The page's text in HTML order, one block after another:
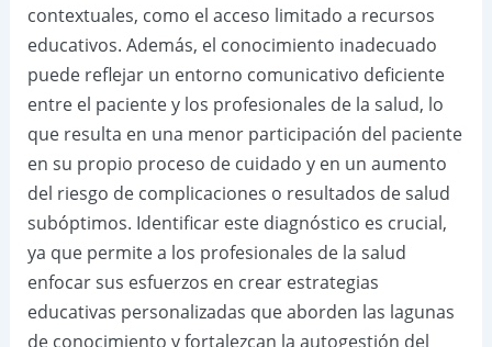
contextuales, como el acceso limitado a recursos
educativos. Además, el conocimiento inadecuado
puede reflejar un entorno comunicativo deficiente
entre el paciente y los profesionales de la salud, lo
que resulta en una menor participación del paciente
en su propio proceso de cuidado y en un aumento
del riesgo de complicaciones o resultados de salud
subóptimos. Identificar este diagnóstico es crucial,
ya que permite a los profesionales de la salud
enfocar sus esfuerzos en crear estrategias
educativas personalizadas que aborden las lagunas
de conocimiento y fortalezcan la autogestión del